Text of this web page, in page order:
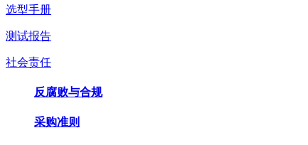
选型手册
测试报告
社会责任
反腐败与合规
采购准则